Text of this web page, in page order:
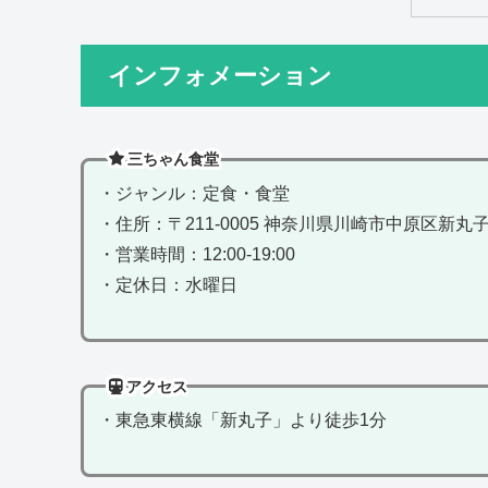
インフォメーション
三ちゃん食堂
・ジャンル：定食・食堂
・住所：〒211-0005 神奈川県川崎市中原区新丸
・営業時間：12:00-19:00
・定休日：水曜日
アクセス
・東急東横線「新丸子」より徒歩1分